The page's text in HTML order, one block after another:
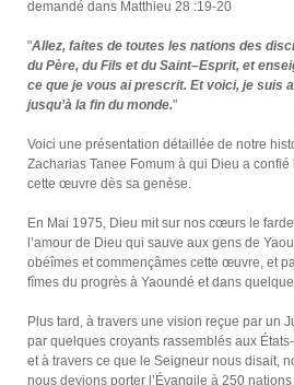
demandé dans Matthieu 28 :19-20
"Allez, faites de toutes les nations des
du Père, du Fils et du Saint–Esprit, et
ce que je vous ai prescrit. Et voici, je suis
jusqu’à la fin du monde."
Voici une présentation détaillée de notre
Zacharias Tanee Fomum à qui Dieu a
cette œuvre dès sa genèse.
En Mai 1975, Dieu mit sur nos cœurs le
l’amour de Dieu qui sauve aux gens de
obéîmes et commençâmes cette œuvre, et
fîmes du progrès à Yaoundé et dans
Plus tard, à travers une vision reçue par un
par quelques croyants rassemblés aux
et à travers ce que le Seigneur nous disait,
nous devions porter l’Évangile à 250